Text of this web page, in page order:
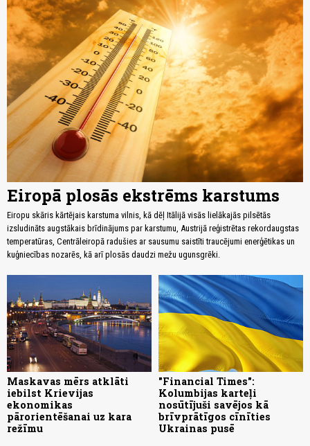
Eiropā plosās ekstrēms karstums
Eiropu skāris kārtējais karstuma vilnis, kā dēļ Itālijā visās lielākajās pilsētās
izsludināts augstākais brīdinājums par karstumu, Austrijā reģistrētas rekordaugstas
temperatūras, Centrāleiropā radušies ar sausumu saistīti traucējumi enerģētikas un
kuģniecības nozarēs, kā arī plosās daudzi mežu ugunsgrēki.
Maskavas mērs atklāti
iebilst Krievijas
ekonomikas
pārorientēšanai uz kara
režīmu
"Financial Times":
Kolumbijas karteļi
nosūtījuši savējos kā
brīvprātīgos cīnīties
Ukrainas pusē